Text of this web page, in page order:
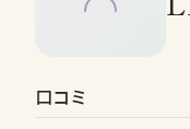
口コミ